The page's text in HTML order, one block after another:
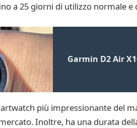
a 25 giorni di utilizzo normale
Garmin D2 Air
più impressionante del
Inoltre, ha una durata